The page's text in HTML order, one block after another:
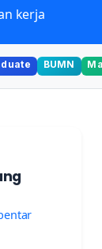
kerja
BUMN